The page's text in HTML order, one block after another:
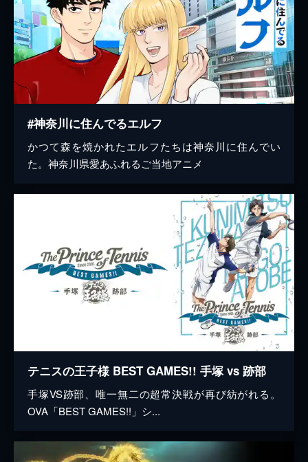
#神奈川に住んでるエルフ
かつて森を焼かれたエルフたちは神奈川に住んでい
た。神奈川県愛あふれるご当地アニメ
テニスの王子様 BEST GAMES!! 手塚 vs 跡部
手塚VS跡部、唯一無二の超常決戦が再び紡がれる。
OVA「BEST GAMES!!」シ...